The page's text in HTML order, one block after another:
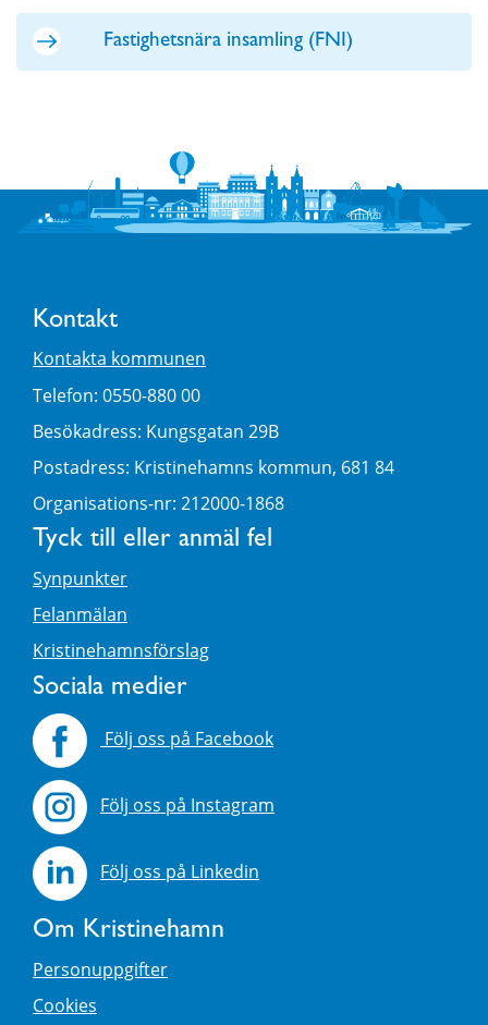
Fastighetsnära insamling (FNI)
Kontakt
Kontakta kommunen
Telefon: 0550-880 00
Besökadress: Kungsgatan 29B
Postadress: Kristinehamns kommun, 681 84
Organisations-nr: 212000-1868
Tyck till eller anmäl fel
Synpunkter
Felanmälan
Kristinehamnsförslag
Sociala medier
Följ oss på Facebook
Följ oss på Instagram
Följ oss på Linkedin
Om Kristinehamn
Personuppgifter
Cookies